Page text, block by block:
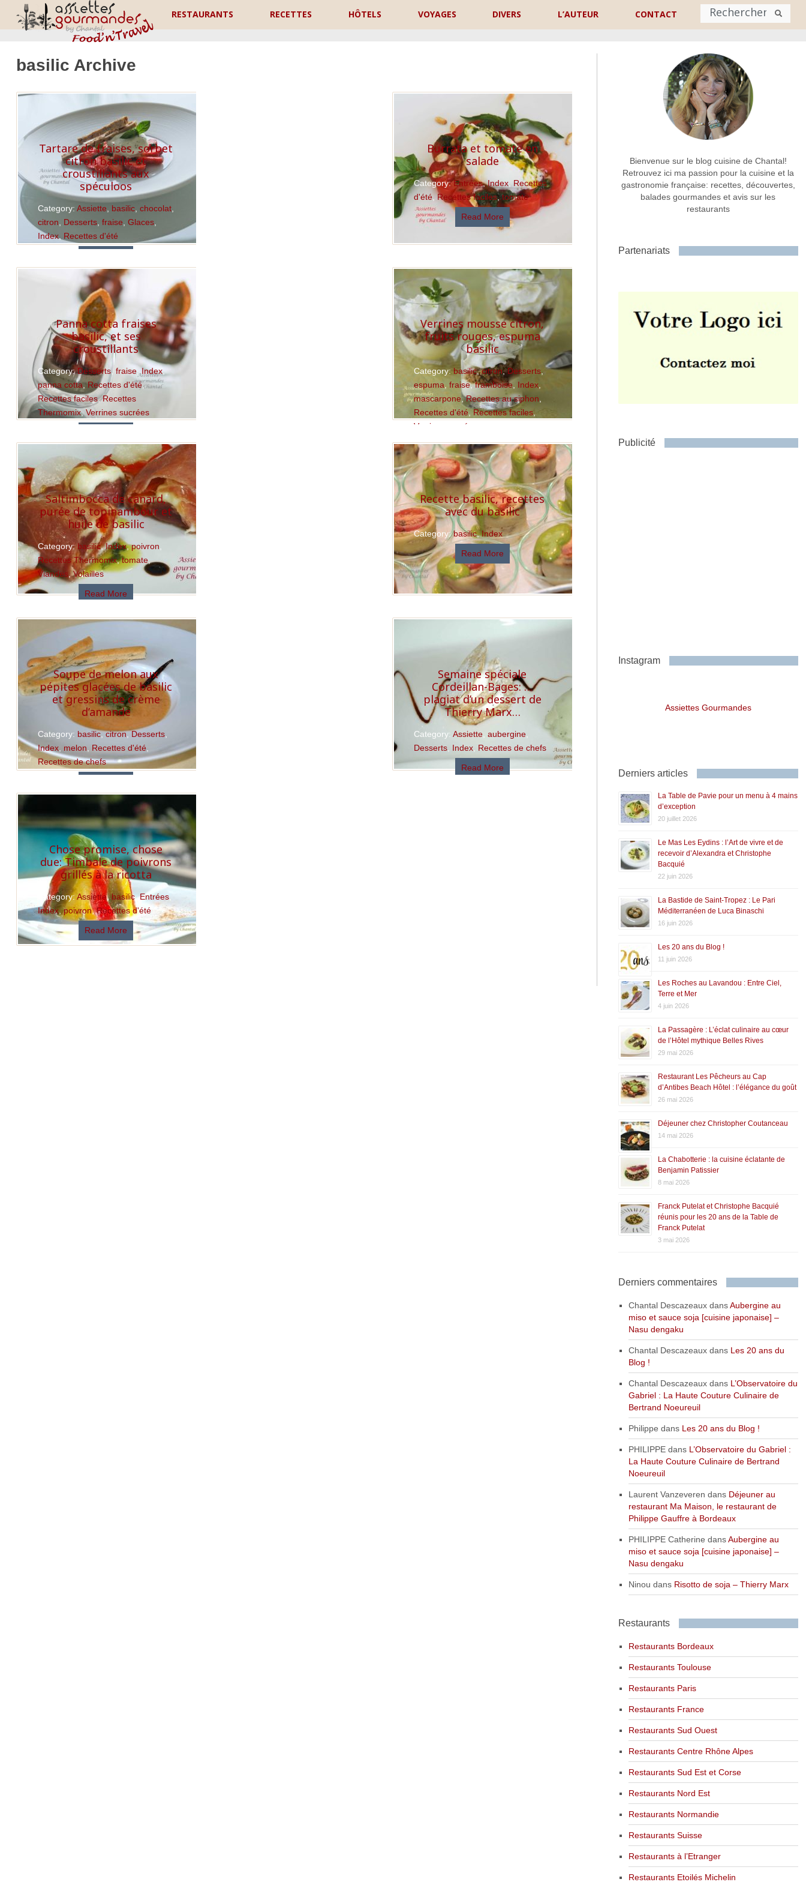
RESTAURANTS RECETTES HÔTELS VOYAGES DIVERS L’AUTEUR CONTACT
Prénom Nom
Adresse de contact
Commentaire ou message *
basilic Archive
Tartare de fraises, sorbet
citron basilic et
croustillants aux
spéculoos
Category: Assiette basilic, chocolat,
citron
Desserts, fraise Glaces,
Index, Recettes d'été
Burrata et tomate en
salade
Category:Entrées,Index Recettes
d'été,Recettes faciles,tomate
Read More
Panna cotta fraises
basilic, et ses
croustillants
Category:Desserts, fraise,Index,
panna cotta,Recettes d'été,
Recettes faciles,Recettes
Thermomix,Verrines sucrées
Verrines mousse citron,
fruits rouges, espuma
basilic
Category:basilic,citron,Desserts
espuma ,fraise,framboise Index
mascarpone,Recettes au siphon
Recettes d'été,Recettes faciles
Verrines sucrées
Read More
Saltimbocca de canard,
purée de topinambour et
huile de basilic
Category:basilic,Index,poivron
Recettes Thermomix,tomate,
Viandes ,Volailles
Read More
Recette basilic, recettes
avec du basilic
Category:basilic,Index
Read More
Soupe de melon aux
pépites glacées de basilic
et gressins de crème
d’amande
Category: basilic,citron,Desserts,
Index, melon Recettes d'été,
Recettes de chefs
Semaine spéciale
Cordeillan-Bages: …
plagiat d’un dessert de
Thierry Marx…
Category:Assiette ,aubergine
Desserts Index Recettes de chefs
Read More
Chose promise, chose
due: Timbale de poivrons
grillés à la ricotta
Category:Assiette,basilic,Entrées,
Index,poivron,Recettes d'été
Read More
Bienvenue sur le blog cuisine de Chantal!
Retrouvez ici ma passion pour la cuisine et la
gastronomie française: recettes, découvertes,
balades gourmandes et avis sur les
restaurants
Partenariats
Publicité
Instagram
Assiettes Gourmandes
Derniers articles
La Table de Pavie pour un menu à 4 mains
d’exception
20 juillet 2026
Le Mas Les Eydins : l’Art de vivre et de
recevoir d’Alexandra et Christophe
Bacquié
22 juin 2026
La Bastide de Saint-Tropez : Le Pari
Méditerranéen de Luca Binaschi
16 juin 2026
Les 20 ans du Blog !
11 juin 2026
Les Roches au Lavandou : Entre Ciel,
Terre et Mer
4 juin 2026
La Passagère : L’éclat culinaire au cœur
de l’Hôtel mythique Belles Rives
29 mai 2026
Restaurant Les Pêcheurs au Cap
d’Antibes Beach Hôtel : l’élégance du goût
26 mai 2026
Déjeuner chez Christopher Coutanceau
14 mai 2026
La Chabotterie : la cuisine éclatante de
Benjamin Patissier
8 mai 2026
Franck Putelat et Christophe Bacquié
réunis pour les 20 ans de la Table de
Franck Putelat
3 mai 2026
Derniers commentaires
Chantal DescazeauxdansAubergine au
miso et sauce soja [cuisine japonaise] –
Nasu dengaku
Chantal Descazeauxdans Les 20 ans du
Blog !
Chantal Descazeauxdans L’Observatoire du
Gabriel : La Haute Couture Culinaire de
Bertrand Noeureuil
Philippe dans Les 20 ans du Blog !
PHILIPPEdans L’Observatoire du Gabriel :
La Haute Couture Culinaire de Bertrand
Noeureuil
Laurent Vanzeveren dans Déjeuner au
restaurant Ma Maison, le restaurant de
Philippe Gauffre à Bordeaux
PHILIPPE Catherine dansAubergine au
miso et sauce soja [cuisine japonaise] –
Nasu dengaku
Ninou dans Risotto de soja – Thierry Marx
Restaurants
Restaurants Bordeaux
Restaurants Toulouse
Restaurants Paris
Restaurants France
Restaurants Sud Ouest
Restaurants Centre Rhône Alpes
Restaurants Sud Est et Corse
Restaurants Nord Est
Restaurants Normandie
Restaurants Suisse
Restaurants à l’Etranger
Restaurants Etoilés Michelin